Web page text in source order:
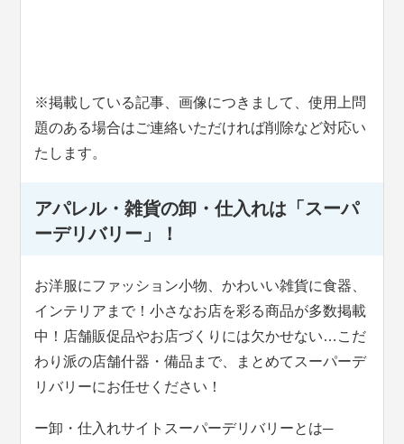
※掲載している記事、画像につきまして、使用上問
題のある場合はご連絡いただければ削除など対応い
たします。
アパレル・雑貨の卸・仕入れは「スーパ
ーデリバリー」！
お洋服にファッション小物、かわいい雑貨に食器、
インテリアまで！小さなお店を彩る商品が多数掲載
中！店舗販促品やお店づくりには欠かせない…こだ
わり派の店舗什器・備品まで、まとめてスーパーデ
リバリーにお任せください！
ー卸・仕入れサイトスーパーデリバリーとは─